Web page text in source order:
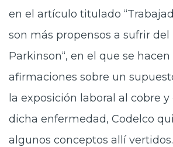
Inversionistas
Prensa
Trabaja en Codelco
Transparencia activa
Canales de denuncia
en el artículo titulado
son más propensos a sufrir del
Parkinson“, en el que se
afirmaciones sobre un
la exposición laboral al cobre
dicha enfermedad, Codelco
algunos conceptos allí vertidos.